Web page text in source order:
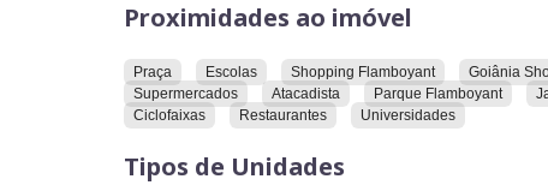
Proximidades ao imóvel
Praça Escolas Shopping Flamboyant Goiânia
Supermercados
Atacadista Parque Flamboyant
Ciclofaixas
Restaurantes Universidades
Tipos de Unidades